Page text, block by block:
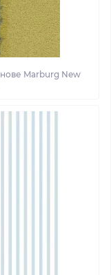
Marburg New